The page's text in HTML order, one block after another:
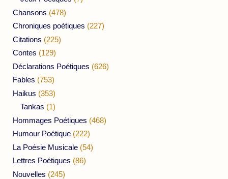
Chansons (478)
Chroniques poétiques (227)
Citations (225)
Contes (129)
Déclarations Poétiques (626)
Fables (753)
Haikus (353)
Tankas (1)
Hommages Poétiques (468)
Humour Poétique (222)
La Poésie Musicale (54)
Lettres Poétiques (86)
Nouvelles (245)